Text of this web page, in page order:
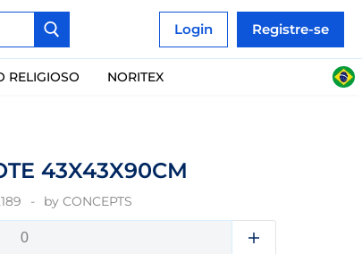
Login Registre-se
RELIGIOSO NORITEX
43X43X90CM
by CONCEPTS